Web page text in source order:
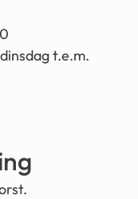
t.e.m.